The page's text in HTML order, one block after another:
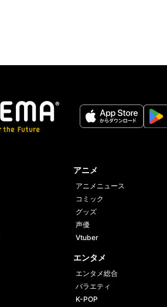
アニメ
アニメニュース
コミック
グッズ
声優
Vtuber
エンタメ
エンタメ総合
バラエティ
K-POP